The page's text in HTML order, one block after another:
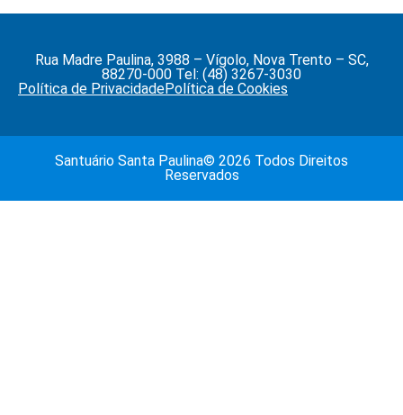
Rua Madre Paulina, 3988 – Vígolo, Nova Trento – SC,
88270-000 Tel: (48) 3267-3030
Política de PrivacidadePolítica de Cookies
Santuário Santa Paulina© 2026 Todos Direitos
Reservados